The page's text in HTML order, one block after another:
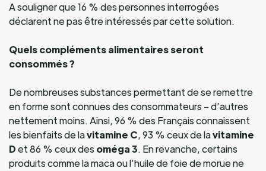
A souligner que 16 % des personnes interrogées
déclarent ne pas être intéressés par cette solution.
Quels compléments alimentaires seront
consommés ?
De nombreuses substances permettant de se remettre
en forme sont connues des consommateurs – d’autres
nettement moins. Ainsi, 96 % des Français connaissent
les bienfaits de lavitamine C, 93 % ceux de lavitamine
Det 86 % ceux des oméga 3. En revanche, certains
produits comme la maca ou l’huile de foie de morue ne